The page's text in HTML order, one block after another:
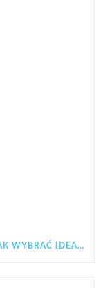
NARTY W ALPACH FRANCUSKICH – JAK WYBRAĆ IDEALNY REGION NA ZIMOWY WYJAZD